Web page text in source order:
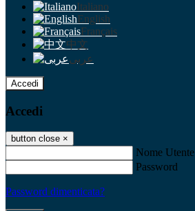
Italiano
English
Français
中文
عربى
Accedi
Accedi
button close ×
Nome Utente
Password
Password dimenticata?